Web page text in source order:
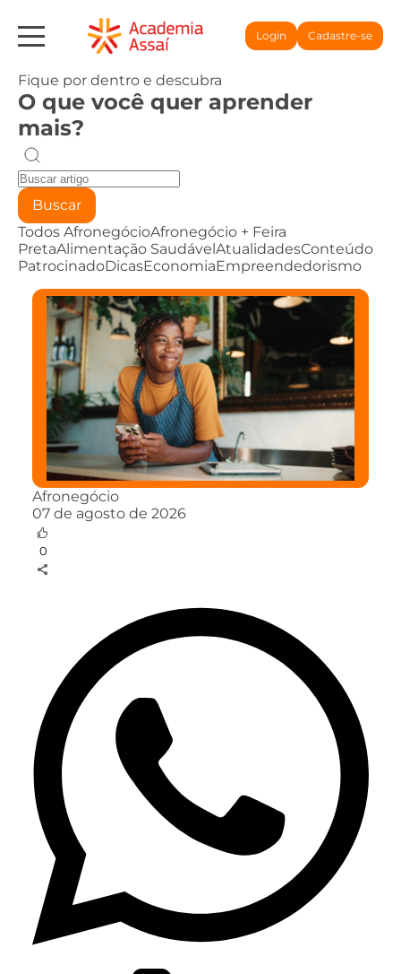
Login Cadastre-se
Fique por dentro e descubra
O que você quer aprender
mais?
Buscar
Todos AfronegócioAfronegócio + Feira
PretaAlimentação SaudávelAtualidadesConteúdo
PatrocinadoDicasEconomiaEmpreendedorismo
Afronegócio
07 de agosto de 2026
0